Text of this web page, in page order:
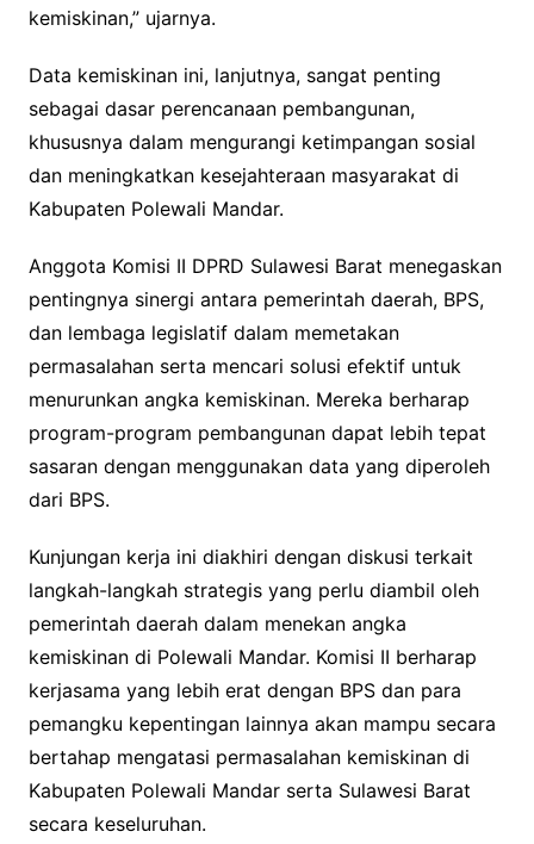
kemiskinan,” ujarnya.
Data kemiskinan ini, lanjutnya, sangat penting
sebagai dasar perencanaan pembangunan,
khususnya dalam mengurangi ketimpangan sosial
dan meningkatkan kesejahteraan masyarakat di
Kabupaten Polewali Mandar.
Anggota Komisi II DPRD Sulawesi Barat menegaskan
pentingnya sinergi antara pemerintah daerah, BPS,
dan lembaga legislatif dalam memetakan
permasalahan serta mencari solusi efektif untuk
menurunkan angka kemiskinan. Mereka berharap
program-program pembangunan dapat lebih tepat
sasaran dengan menggunakan data yang diperoleh
dari BPS.
Kunjungan kerja ini diakhiri dengan diskusi terkait
langkah-langkah strategis yang perlu diambil oleh
pemerintah daerah dalam menekan angka
kemiskinan di Polewali Mandar. Komisi II berharap
kerjasama yang lebih erat dengan BPS dan para
pemangku kepentingan lainnya akan mampu secara
bertahap mengatasi permasalahan kemiskinan di
Kabupaten Polewali Mandar serta Sulawesi Barat
secara keseluruhan.